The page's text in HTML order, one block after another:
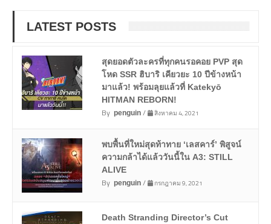
LATEST POSTS
สุดยอดตัวละครที่ทุกคนรอคอย PVP สุด
โหด SSR ฮิบาริ เคียวยะ 10 ปีข้างหน้า
มาแล้ว! พร้อมลุยแล้วที่ Katekyō
HITMAN REBORN!
By penguin/ สิงหาคม 4, 2021
พบพื้นที่ใหม่สุดท้าทาย ‘เลสคาร์’ พิสูจน์
ความกล้าได้แล้ววันนี้ใน A3: STILL
ALIVE
By penguin/ กรกฎาคม 9, 2021
Death Stranding Director’s Cut